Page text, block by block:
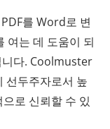
PDF를 Word로 변
여는 데 도움이 되
니다. Coolmuster
선두주자로서 높
로 신뢰할 수 있